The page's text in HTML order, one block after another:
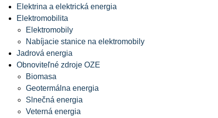
Elektrina a elektrická energia
Elektromobilita
Elektromobily
Nabíjacie stanice na elektromobily
Jadrová energia
Obnoviteľné zdroje OZE
Biomasa
Geotermálna energia
Slnečná energia
Veterná energia